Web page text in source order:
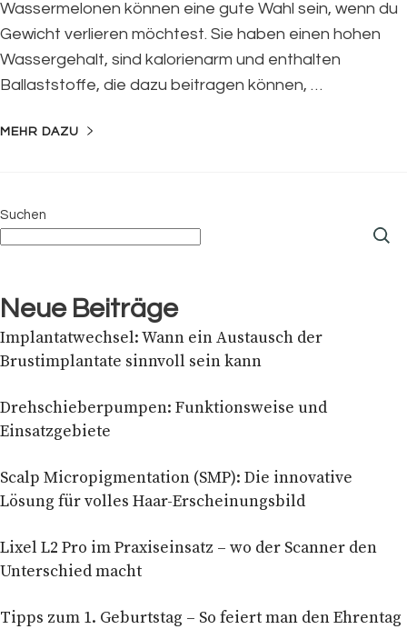
Wassermelonen können eine gute Wahl sein, wenn du
Gewicht verlieren möchtest. Sie haben einen hohen
Wassergehalt, sind kalorienarm und enthalten
Ballaststoffe, die dazu beitragen können, …
MEHR DAZU
Suchen
Neue Beiträge
Implantatwechsel: Wann ein Austausch der
Brustimplantate sinnvoll sein kann
Drehschieberpumpen: Funktionsweise und
Einsatzgebiete
Scalp Micropigmentation (SMP): Die innovative
Lösung für volles Haar-Erscheinungsbild
Lixel L2 Pro im Praxiseinsatz – wo der Scanner den
Unterschied macht
Tipps zum 1. Geburtstag – So feiert man den Ehrentag